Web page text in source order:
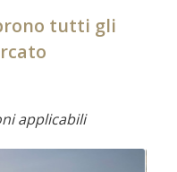
tutti gli
applicabili